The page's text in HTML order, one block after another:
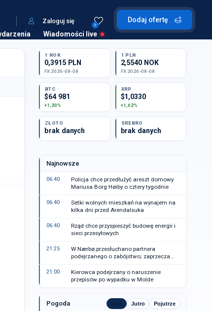
Dodaj ofertę
0
Zaloguj się
Wiadomości live
1 NOK
0,3915 PLN
FX 2026-08-08
1 PLN
2,5540 NOK
FX 2026-08-08
BTC
$64 981
+1,20%
XRP
$1,0330
+1,62%
ZŁOTO
brak danych
SREBRO
brak danych
Najnowsze
06:40
Policja chce przedłużyć areszt domowy
Mariusa Borg Høiby o cztery tygodnie
06:40
Setki wolnych mieszkań na wynajem na
kilka dni przed Arendalsuka
06:40
Rząd chce przyspieszyć budowę energii i
sieci przesyłowych
21:25
W Nærbø przesłuchano partnera
podejrzanego o zabójstwo; zaprzecza
21:00
Kierowca podejrzany o naruszenie
przepisów po wypadku w Molde
Pogoda Dziś Jutro Pojutrze